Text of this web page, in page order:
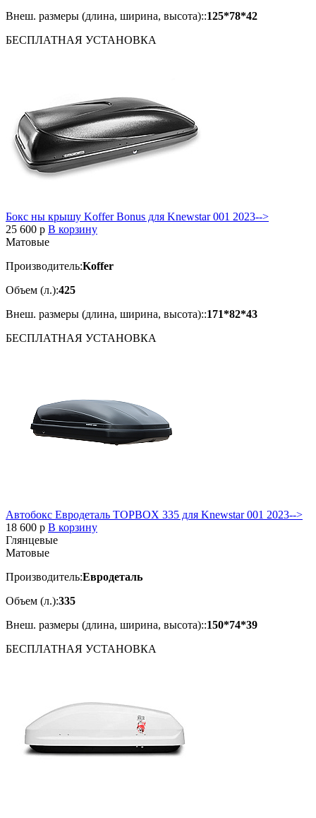
Внеш. размеры (длина, ширина, высота)::125*78*42
БЕСПЛАТНАЯ УСТАНОВКА
Бокс ны крышу Koffer Bonus для Knewstar 001 2023-->
25 600 p В корзину
Матовые
Производитель:Koffer
Объем (л.):425
Внеш. размеры (длина, ширина, высота)::171*82*43
БЕСПЛАТНАЯ УСТАНОВКА
Автобокс Евродеталь TOPBOX 335 для Knewstar 001 2023-->
18 600 p В корзину
Глянцевые
Матовые
Производитель:Евродеталь
Объем (л.):335
Внеш. размеры (длина, ширина, высота)::150*74*39
БЕСПЛАТНАЯ УСТАНОВКА